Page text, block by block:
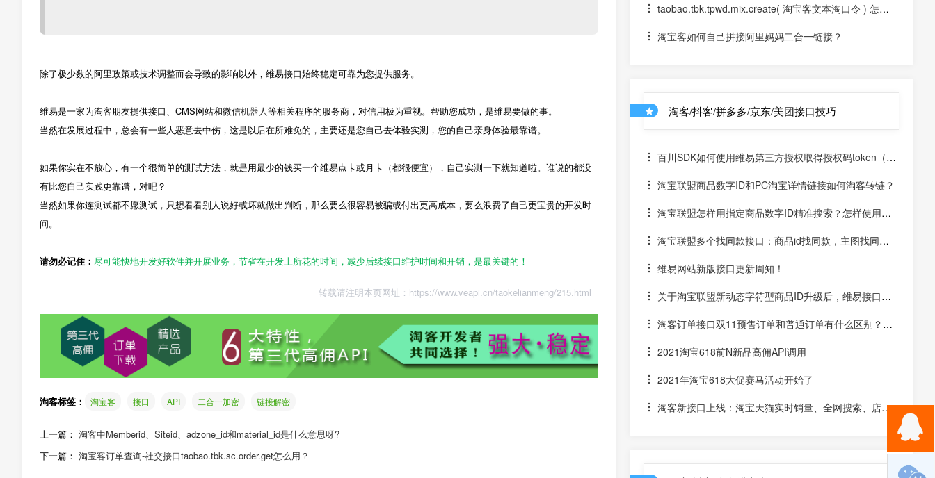
除了极少数的阿里政策或技术调整而会导致的影响以外，维易接口始终稳定可靠为您提供服务。
维易是一家为淘客朋友提供接口、CMS网站和微信机器人等相关程序的服务商，对信用极为重视。帮助您成功，是维易要做的事。
当然在发展过程中，总会有一些人恶意去中伤，这是以后在所难免的，主要还是您自己去体验实测，您的自己亲身体验最靠谱。
如果你实在不放心，有一个很简单的测试方法，就是用最少的钱买一个维易点卡或月卡（都很便宜），自己实测一下就知道啦。谁说的都没
有比您自己实践更靠谱，对吧？
当然如果你连测试都不愿测试，只想看看别人说好或坏就做出判断，那么要么很容易被骗或付出更高成本，要么浪费了自己更宝贵的开发时
间。
请勿必记住： 尽可能快地开发好软件并开展业务，节省在开发上所花的时间，减少后续接口维护时间和开销，是最关键的！
转载请注明本页网址： https://www.veapi.cn/taokelianmeng/215.html
淘客标签： 淘宝客 接口 API 二合一加密 链接解密
上一篇： 淘客中Memberid、​Siteid、adzone_id和material_id是什么意思呀?
下一篇： 淘宝客订单查询-社交接口taobao.tbk.sc.order.get怎么用？
aeapp.com生成的淘口令用淘宝APP打开不会提示可能存在
风险
taobao.tbk.tpwd.mix.create( 淘宝客文本淘口令 ) 怎么
用？能防止微信封号么？
淘宝客如何自己拼接阿里妈妈二合一链接？
淘客/抖客/拼多多/京东/美团接口技巧
百川SDK如何使用维易第三方授权取得授权码token（un
iapp）
淘宝联盟商品数字ID和PC淘宝详情链接如何淘客转链？
淘宝联盟怎样用指定商品数字ID精准搜索？怎样使用数
字ID和场景ID2转链？
淘宝联盟多个找同款接口：商品id找同款，主图找同
款，SKU找同款
维易网站新版接口更新周知！
关于淘宝联盟新动态字符型商品ID升级后，维易接口跟
进情况和API调用说明
淘客订单接口双11预售订单和普通订单有什么区别？怎
么区分是淘客双11预售订单是否已付尾款？预售中支付了定
金的宝贝该如何计算佣金
2021淘宝618前N新品高佣API调用
2021年淘宝618大促赛马活动开始了
淘客新接口上线：淘宝天猫实时销量、全网搜索、店铺